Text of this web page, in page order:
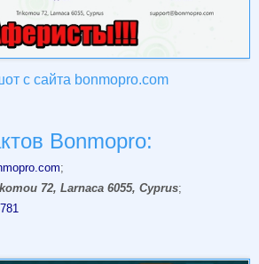
с сайта bonmopro.com
Bonmopro:
;
72, Larnaca 6055, Cyprus;